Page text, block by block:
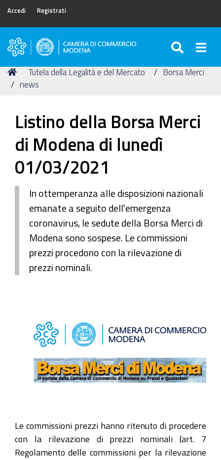
Accedi Registrati
Camera
Commercio
di
Tu
sei
Home
Tutela della Legalità e del Mercato
Borsa Merci
news
Listino della Borsa Merci
di Modena di lunedì
01/03/2021
In ottemperanza alle disposizioni nazionali
emanate a seguito dell'emergenza
coronavirus, le sedute della Borsa Merci di
Modena sono sospese. Le commissioni
prezzi procedono con la rilevazione di
prezzi nominali.
Le commissioni prezzi hanno ritenuto di procedere
con la rilevazione di prezzi nominali (art. 7
Regolamento delle commissioni per la rilevazione